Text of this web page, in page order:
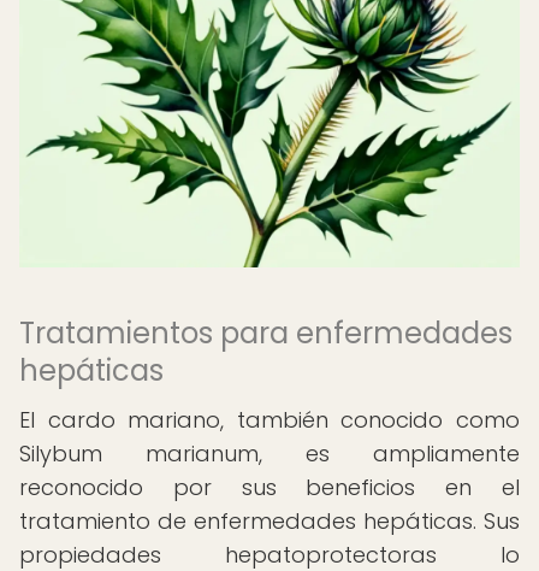
Tratamientos para enfermedades
hepáticas
El cardo mariano, también conocido como
Silybum marianum, es ampliamente
reconocido por sus beneficios en el
tratamiento de enfermedades hepáticas. Sus
propiedades hepatoprotectoras lo